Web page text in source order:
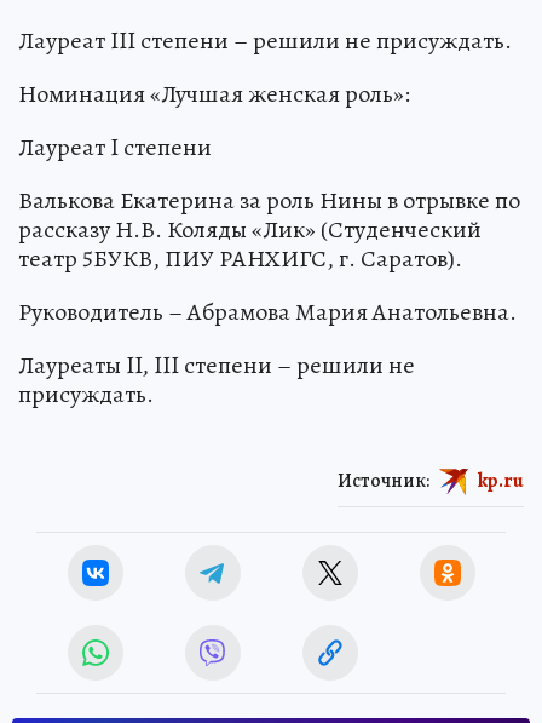
Лауреат III степени – решили не присуждать.
Номинация «Лучшая женская роль»:
Лауреат I степени
Валькова Екатерина за роль Нины в отрывке по
рассказу Н.В. Коляды «Лик» (Студенческий
театр 5БУКВ, ПИУ РАНХИГС, г. Саратов).
Руководитель – Абрамова Мария Анатольевна.
Лауреаты II, III степени – решили не
присуждать.
Источник: kp.ru